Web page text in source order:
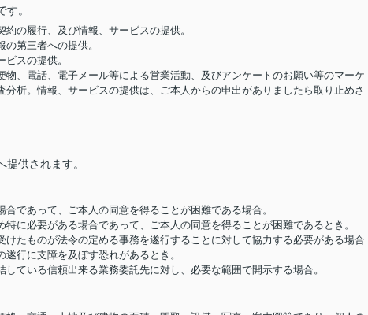
。
の履行、及び情報、サービスの提供。
第三者への提供。
スの提供。
、電話、電子メール等による営業活動、及びアンケートのお願い等のマーケ
析。情報、サービスの提供は、ご本人からの申出がありましたら取り止めさ
供されます。
であって、ご本人の同意を得ることが困難である場合。
に必要がある場合であって、ご本人の同意を得ることが困難であるとき。
たものが法令の定める事務を遂行することに対して協力する必要がある場合
行に支障を及ぼす恐れがあるとき。
ている信頼出来る業務委託先に対し、必要な範囲で開示する場合。